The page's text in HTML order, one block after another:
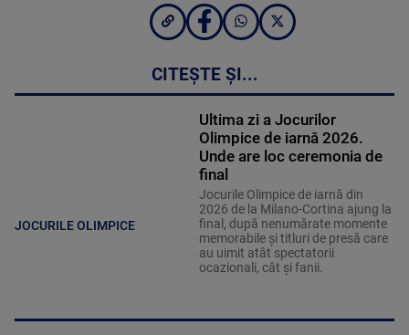
CITEȘTE ȘI...
JOCURILE OLIMPICE
Ultima zi a Jocurilor
Olimpice de iarnă 2026.
Unde are loc ceremonia de
final
Jocurile Olimpice de iarnă din
2026 de la Milano-Cortina ajung la
final, după nenumărate momente
memorabile și titluri de presă care
au uimit atât spectatorii
ocazionali, cât și fanii.